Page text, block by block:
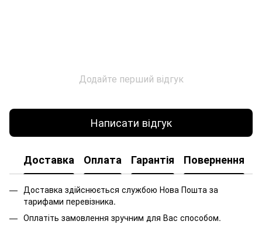
Додайте перший відгук
Написати відгук
Доставка Оплата Гарантія Повернення
Доставка здійснюється службою Нова Пошта за
тарифами перевізника.
Оплатіть замовлення зручним для Вас способом.